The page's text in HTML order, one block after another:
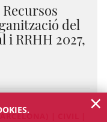
del
i RRHH 2027,
| CIVIL |
×